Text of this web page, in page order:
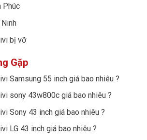
Phúc
bị vỡ
Gặp
Samsung 55 inch giá bao nhiêu ?
sony 43w800c giá bao nhiêu ?
Sony 43 inch giá bao nhiêu ?
LG 43 inch giá bao nhiêu ?